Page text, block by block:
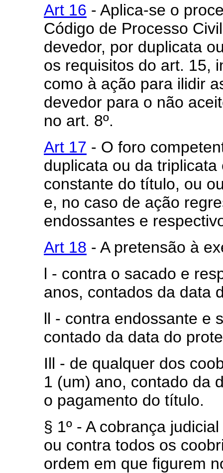
Art 16 - Aplica-se o
Código de Processo
devedor, por duplicata
os requisitos do art. 15,
como à ação para ilidir
devedor para o não
no art. 8º.
Art 17 - O foro
duplicata ou da
constante do título, ou
e, no caso de ação
endossantes e
Art 18 - A pretensão à
l - contra o sacado e
anos, contados da data
ll - contra endossante e
contado da data do
Ill - de qualquer dos
1 (um) ano, contado da
o pagamento do título.
§ 1º - A cobrança
ou contra todos os
ordem em que figurem